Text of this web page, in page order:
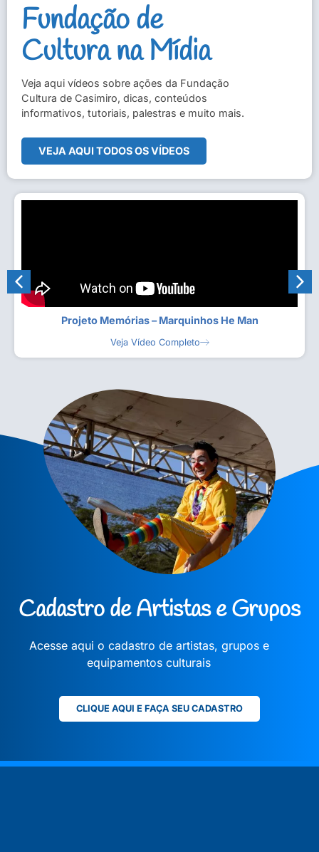
Fundação de
Cultura na Mídia
Veja aqui vídeos sobre ações da Fundação
Cultura de Casimiro, dicas, conteúdos
informativos, tutoriais, palestras e muito mais.
VEJA AQUI TODOS OS VÍDEOS
Projeto Memórias – Marquinhos He Man
Veja Vídeo Completo
Cadastro de Artistas e Grupos
Acesse aqui o cadastro de artistas, grupos e
equipamentos culturais
CLIQUE AQUI E FAÇA SEU CADASTRO